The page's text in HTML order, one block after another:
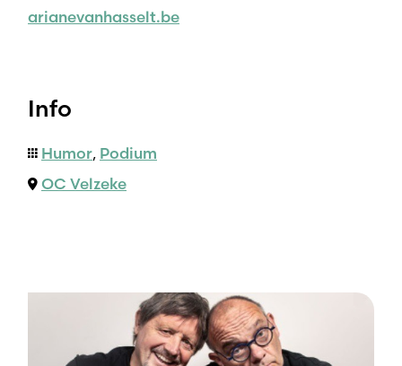
arianevanhasselt.be
Info
Humor, Podium
OC Velzeke